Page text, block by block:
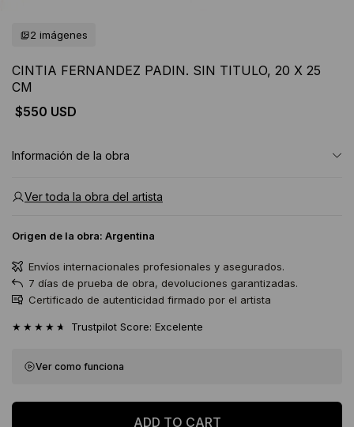
2 imágenes
CINTIA FERNANDEZ PADIN. SIN TITULO, 20 X 25
CM
$550 USD
Información de la obra
Ver toda la obra del artista
Origen de la obra: Argentina
Envíos internacionales profesionales y asegurados.
7 días de prueba de obra, devoluciones garantizadas.
Certificado de autenticidad firmado por el artista
★★★★★ Trustpilot Score: Excelente
Ver como funciona